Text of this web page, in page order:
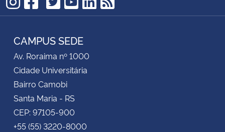
Instagram
Facebook
TikTok
Twitter
YouTube
LinkedIn
RSS
CAMPUS SEDE
Av. Roraima nº 1000
Cidade Universitária
Bairro Camobi
Santa Maria - RS
CEP: 97105-900
+55 (55) 3220-8000